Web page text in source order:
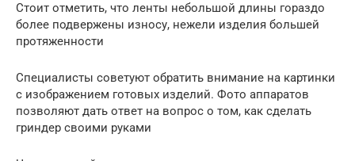
Стоит отметить, что ленты небольшой длины гораздо
более подвержены износу, нежели изделия большей
протяженности
Специалисты советуют обратить внимание на картинки
с изображением готовых изделий. Фото аппаратов
позволяют дать ответ на вопрос о том, как сделать
гриндер своими руками